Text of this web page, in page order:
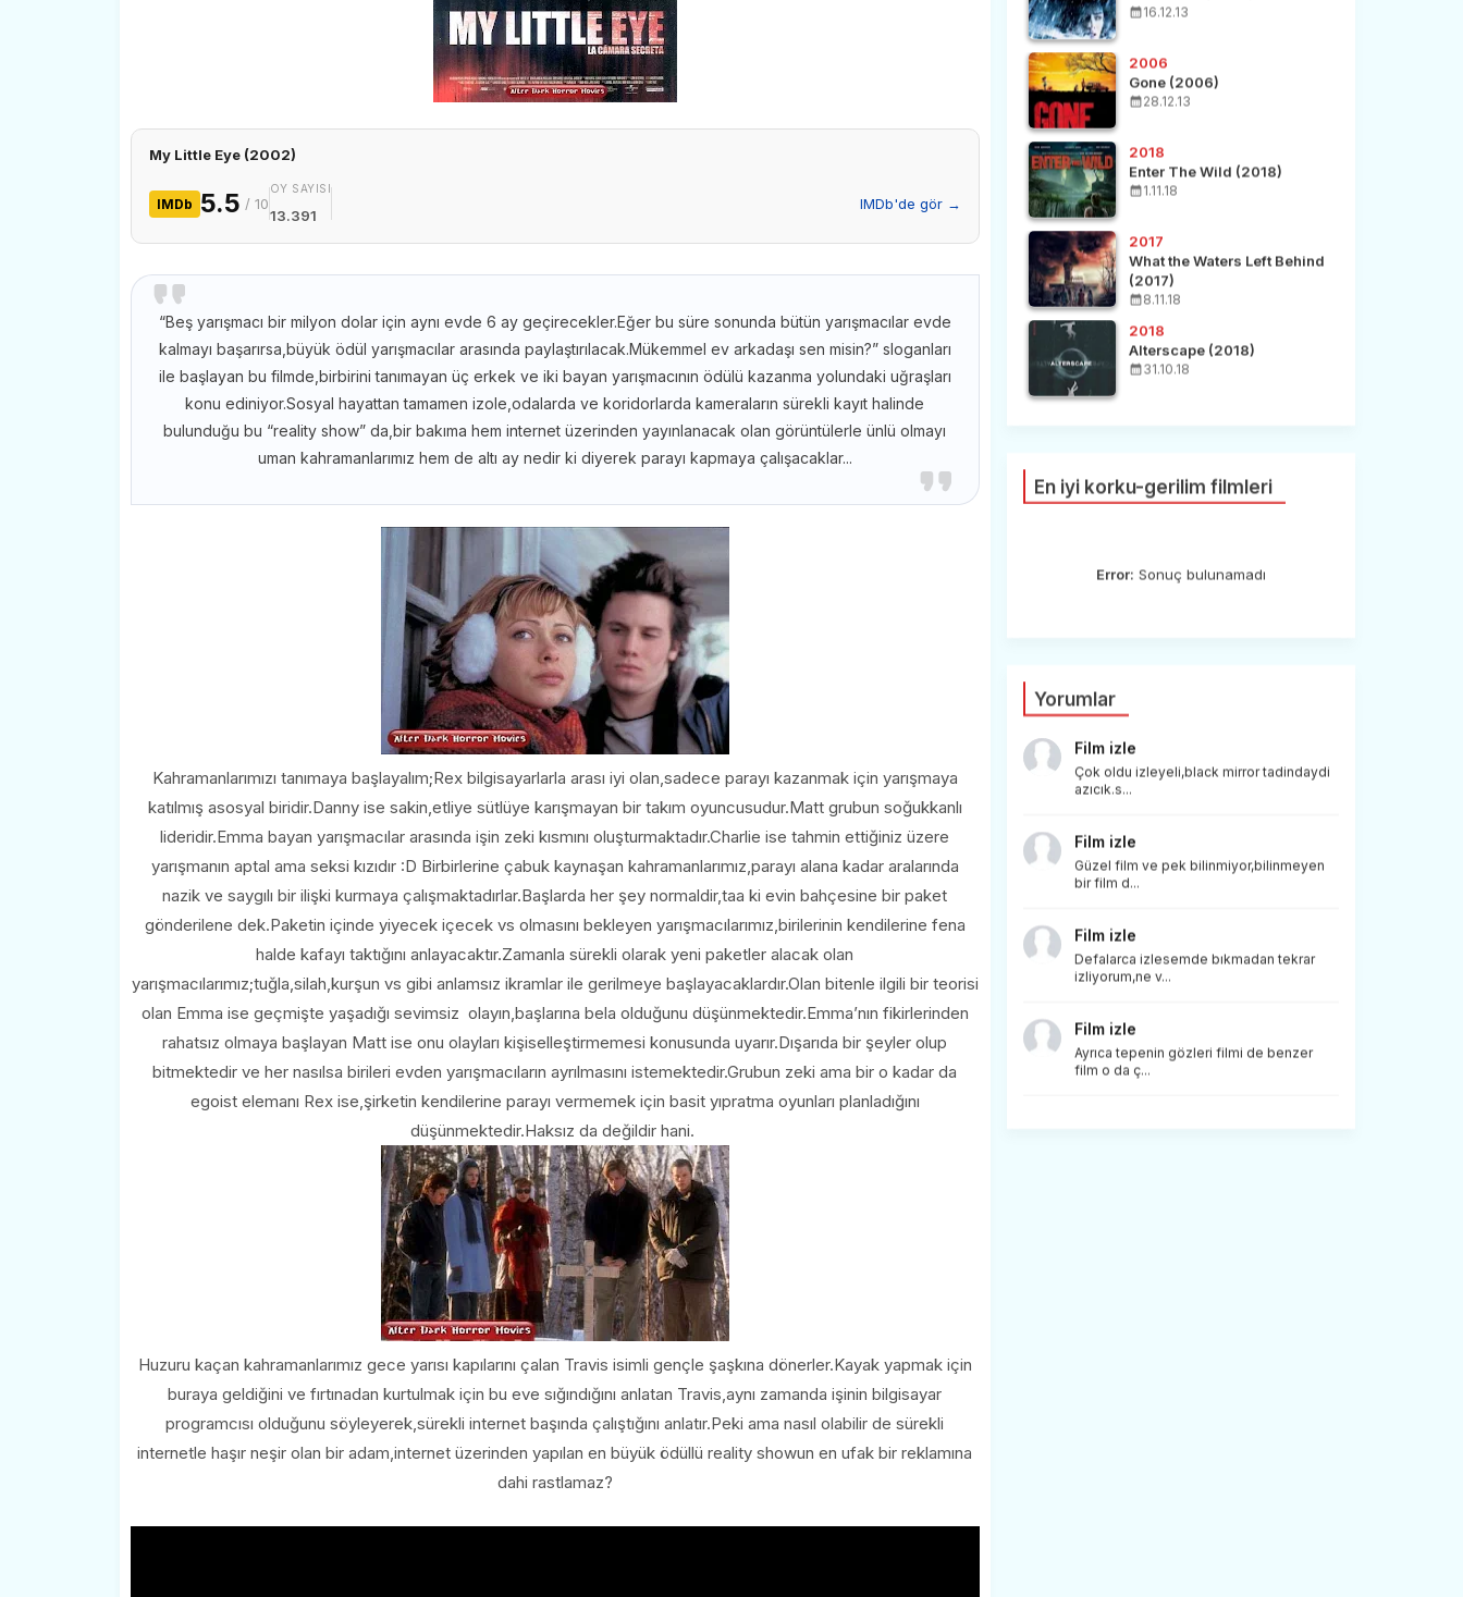
My Little Eye (2002)
IMDb 5.5 / 10
OY SAYISI
13.391
IMDb'de gör →
“Beş yarışmacı bir milyon dolar için aynı evde 6 ay geçirecekler.Eğer bu süre sonunda bütün yarışmacılar evde
kalmayı başarırsa,büyük ödül yarışmacılar arasında paylaştırılacak.Mükemmel ev arkadaşı sen misin?” sloganları
ile başlayan bu filmde,birbirini tanımayan üç erkek ve iki bayan yarışmacının ödülü kazanma yolundaki uğraşları
konu ediniyor.Sosyal hayattan tamamen izole,odalarda ve koridorlarda kameraların sürekli kayıt halinde
bulunduğu bu “reality show” da,bir bakıma hem internet üzerinden yayınlanacak olan görüntülerle ünlü olmayı
uman kahramanlarımız hem de altı ay nedir ki diyerek parayı kapmaya çalışacaklar...
Kahramanlarımızı tanımaya başlayalım;Rex bilgisayarlarla arası iyi olan,sadece parayı kazanmak için yarışmaya
katılmış asosyal biridir.Danny ise sakin,etliye sütlüye karışmayan bir takım oyuncusudur.Matt grubun soğukkanlı
lideridir.Emma bayan yarışmacılar arasında işin zeki kısmını oluşturmaktadır.Charlie ise tahmin ettiğiniz üzere
yarışmanın aptal ama seksi kızıdır :D Birbirlerine çabuk kaynaşan kahramanlarımız,parayı alana kadar aralarında
nazik ve saygılı bir ilişki kurmaya çalışmaktadırlar.Başlarda her şey normaldir,taa ki evin bahçesine bir paket
gönderilene dek.Paketin içinde yiyecek içecek vs olmasını bekleyen yarışmacılarımız,birilerinin kendilerine fena
halde kafayı taktığını anlayacaktır.Zamanla sürekli olarak yeni paketler alacak olan
yarışmacılarımız;tuğla,silah,kurşun vs gibi anlamsız ikramlar ile gerilmeye başlayacaklardır.Olan bitenle ilgili bir teorisi
olan Emma ise geçmişte yaşadığı sevimsiz olayın,başlarına bela olduğunu düşünmektedir.Emma’nın fikirlerinden
rahatsız olmaya başlayan Matt ise onu olayları kişiselleştirmemesi konusunda uyarır.Dışarıda bir şeyler olup
bitmektedir ve her nasılsa birileri evden yarışmacıların ayrılmasını istemektedir.Grubun zeki ama bir o kadar da
egoist elemanı Rex ise,şirketin kendilerine parayı vermemek için basit yıpratma oyunları planladığını
düşünmektedir.Haksız da değildir hani.
Huzuru kaçan kahramanlarımız gece yarısı kapılarını çalan Travis isimli gençle şaşkına dönerler.Kayak yapmak için
buraya geldiğini ve fırtınadan kurtulmak için bu eve sığındığını anlatan Travis,aynı zamanda işinin bilgisayar
programcısı olduğunu söyleyerek,sürekli internet başında çalıştığını anlatır.Peki ama nasıl olabilir de sürekli
internetle haşır neşir olan bir adam,internet üzerinden yapılan en büyük ödüllü reality showun en ufak bir reklamına
dahi rastlamaz?
16.12.13
2006
Gone (2006)
28.12.13
2018
Enter The Wild (2018)
1.11.18
2017
What the Waters Left Behind
(2017)
8.11.18
2018
Alterscape (2018)
31.10.18
En iyi korku-gerilim filmleri
Error: Sonuç bulunamadı
Yorumlar
Film izle
Çok oldu izleyeli,black mirror tadindaydi
azıcık.s...
Film izle
Güzel film ve pek bilinmiyor,bilinmeyen
bir film d...
Film izle
Defalarca izlesemde bıkmadan tekrar
izliyorum,ne v...
Film izle
Ayrıca tepenin gözleri filmi de benzer
film o da ç...